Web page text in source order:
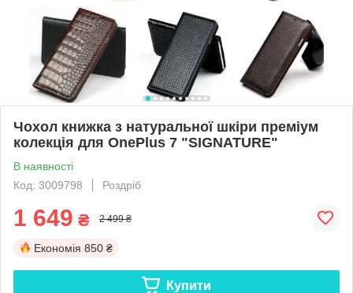
Чохол книжка з натуральної шкіри преміум
колекція для OnePlus 7 "SIGNATURE"
В наявності
Код: 3009798
Роздріб
1 649 ₴ 2 499 ₴
Економія 850 ₴
Купити